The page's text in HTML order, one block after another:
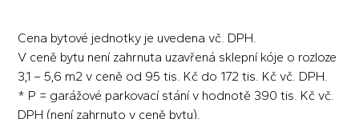
Cena bytové jednotky je uvedena vč. DPH.
V ceně bytu není zahrnuta uzavřená sklepní kóje o rozloze
3,1 – 5,6 m2 v ceně od 95 tis. Kč do 172 tis. Kč vč. DPH.
* P = garážové parkovací stání v hodnotě 390 tis. Kč vč.
DPH (není zahrnuto v ceně bytu).